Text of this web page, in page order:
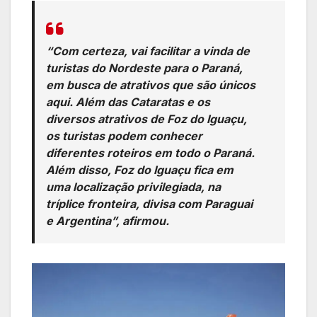
“Com certeza, vai facilitar a vinda de
turistas do Nordeste para o Paraná,
em busca de atrativos que são únicos
aqui. Além das Cataratas e os
diversos atrativos de Foz do Iguaçu,
os turistas podem conhecer
diferentes roteiros em todo o Paraná.
Além disso, Foz do Iguaçu fica em
uma localização privilegiada, na
tríplice fronteira, divisa com Paraguai
e Argentina”, afirmou.